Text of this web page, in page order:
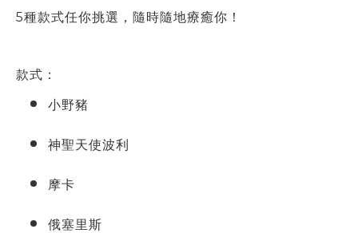
5種款式任你挑選，隨時隨地療癒你！
款式：
小野豬
神聖天使波利
摩卡
俄塞里斯